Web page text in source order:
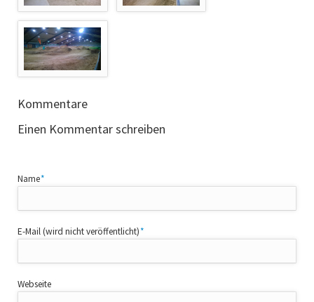
Kommentare
Einen Kommentar schreiben
Pflichtfeld
Name*
Pflichtfeld
E-Mail (wird nicht veröffentlicht)*
Webseite